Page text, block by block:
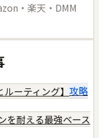
・楽天・DMM
ーティング】 攻略
を耐える最強ベース